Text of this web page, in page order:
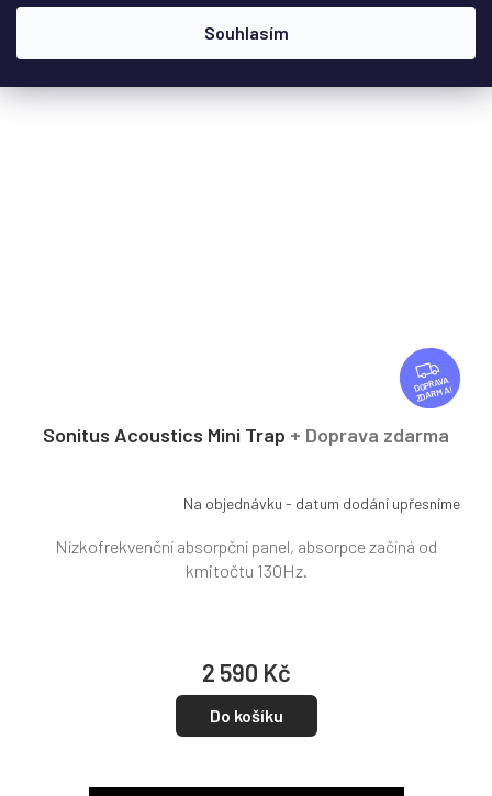
Souhlasím
DETAIL
Z
D
A
ZDARMA
Sonitus Acoustics Mini Trap + Doprava zdarma
Na objednávku - datum dodání upřesníme
2 590 Kč
Do košíku
Nízkofrekvenční absorpční panel, absorpce začíná od
kmitočtu 130Hz.